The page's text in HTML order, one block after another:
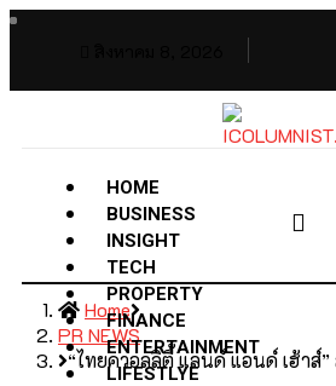
HOME
BUSINESS
INSIGHT
TECH
PROPERTY
FINANCE
ENTERTAINMENT
LIFESTLYE
Home
PR NEWS
“ไทยควอลลิตี้ แลนด์ แอนด์ เฮ้าส์